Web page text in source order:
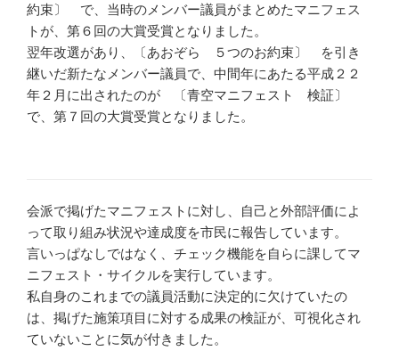
約束〕 で、当時のメンバー議員がまとめたマニフェス
トが、第６回の大賞受賞となりました。
翌年改選があり、〔あおぞら ５つのお約束〕 を引き
継いだ新たなメンバー議員で、中間年にあたる平成２２
年２月に出されたのが 〔青空マニフェスト 検証〕
で、第７回の大賞受賞となりました。
会派で掲げたマニフェストに対し、自己と外部評価によ
って取り組み状況や達成度を市民に報告しています。
言いっぱなしではなく、チェック機能を自らに課してマ
ニフェスト・サイクルを実行しています。
私自身のこれまでの議員活動に決定的に欠けていたの
は、掲げた施策項目に対する成果の検証が、可視化され
ていないことに気が付きました。